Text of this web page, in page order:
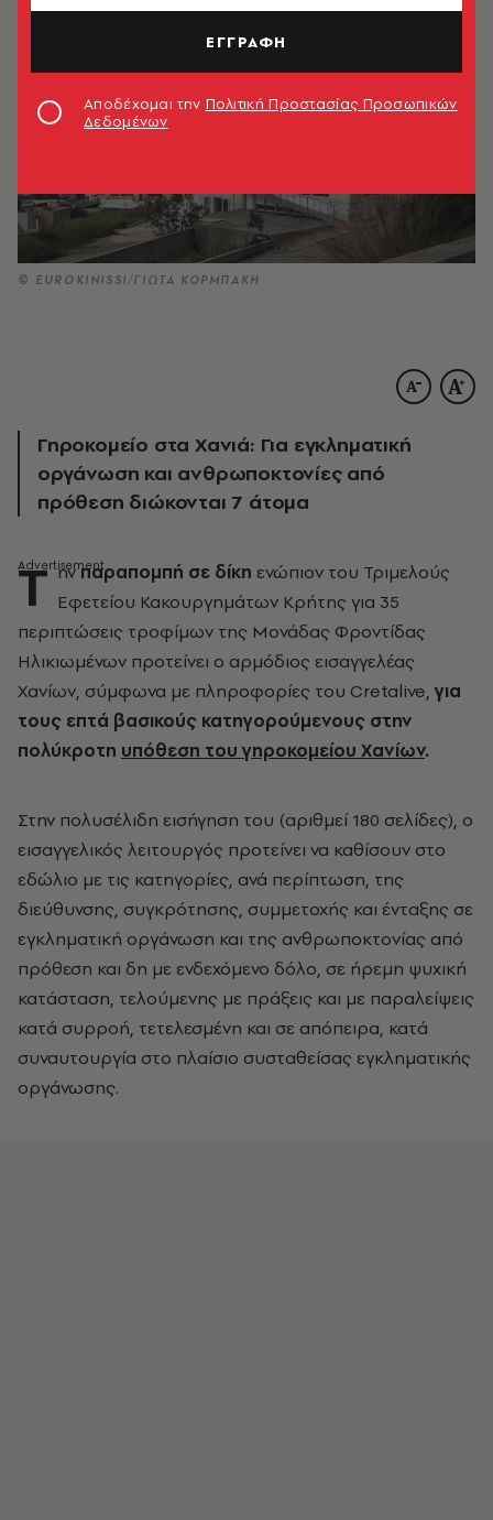
© EUROKINISSI/ΓΙΩΤΑ ΚΟΡΜΠΑΚΗ
Γηροκομείο στα Χανιά: Για εγκληματική
οργάνωση και ανθρωποκτονίες από
πρόθεση διώκονται 7 άτομα
Τ ηνπαραπομπή σε δίκη ενώπιον του Τριμελούς
Εφετείου Κακουργημάτων Κρήτης για 35
περιπτώσεις τροφίμων της Μονάδας Φροντίδας
Ηλικιωμένων προτείνει ο αρμόδιος εισαγγελέας
Χανίων, σύμφωνα με πληροφορίες του Cretalive, για
τους επτά βασικούς κατηγορούμενους στην
πολύκροτη υπόθεση του γηροκομείου Χανίων.
Στην πολυσέλιδη εισήγηση του (αριθμεί 180 σελίδες), ο
εισαγγελικός λειτουργός προτείνει να καθίσουν στο
εδώλιο με τις κατηγορίες, ανά περίπτωση, της
διεύθυνσης, συγκρότησης, συμμετοχής και ένταξης σε
εγκληματική οργάνωση και της ανθρωποκτονίας από
πρόθεση και δη με ενδεχόμενο δόλο, σε ήρεμη ψυχική
κατάσταση, τελούμενης με πράξεις και με παραλείψεις
κατά συρροή, τετελεσμένη και σε απόπειρα, κατά
συναυτουργία στο πλαίσιο συσταθείσας εγκληματικής
οργάνωσης.
ΕΓΓΡΑΦΗ
Αποδέχομαι την Πολιτική Προστασίας Προσωπικών
Δεδομένων